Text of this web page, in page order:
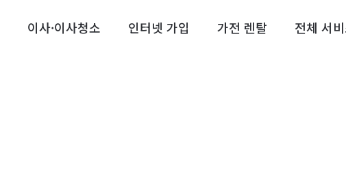
이사·이사청소 인터넷 가입 가전 렌탈 전체 서